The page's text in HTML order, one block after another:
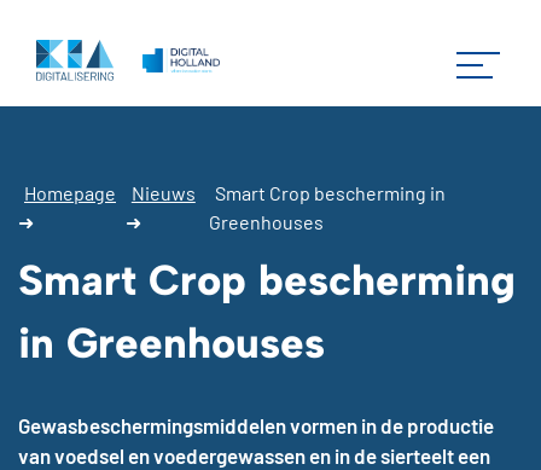
Homepage
➜
Nieuws
➜
Smart Crop bescherming in
Greenhouses
Smart Crop bescherming
in Greenhouses
Gewasbeschermingsmiddelen vormen in de productie
van voedsel en voedergewassen en in de sierteelt een